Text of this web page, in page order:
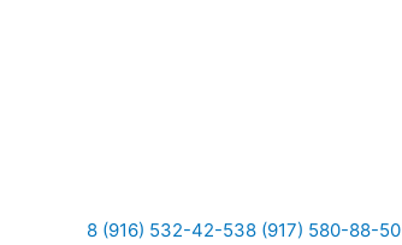
8 (916) 532-42-538 (917) 580-88-50